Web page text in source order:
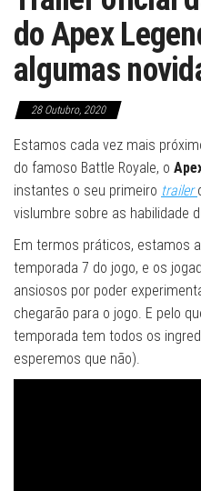
do Apex
algumas
28 Outubro, 2020
Estamos cada vez mais
do famoso Battle Royale, o
instantes o seu primeiro trailer
vislumbre sobre as habilidade
Em termos práticos, estamos
temporada 7 do jogo, e os
ansiosos por poder
chegarão para o jogo. E pelo
temporada tem todos os
esperemos que não).